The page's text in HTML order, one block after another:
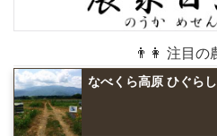
👨👩 注目の
なべくら高原 ひぐら